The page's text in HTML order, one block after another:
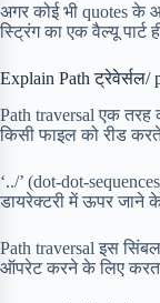
अगर कोई भी quotes
स्ट्रिंग का एक वैल्यू पार्ट
Explain Path ट्रेवेर्सल/
Path traversal एक
किसी फाइल को रीड
‘../’ (dot-dot-
डायरेक्टरी में ऊपर जाने
Path traversal इस
ऑपरेट करने के लिए